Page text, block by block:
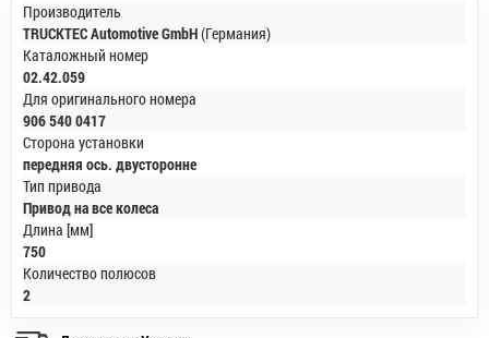
Производитель
TRUCKTEC Automotive GmbH(Германия)
Каталожный номер
02.42.059
Для оригинального номера
906 540 0417
Сторона установки
передняя ось. двусторонне
Тип привода
Привод на все колеса
Длина [мм]
750
Количество полюсов
2